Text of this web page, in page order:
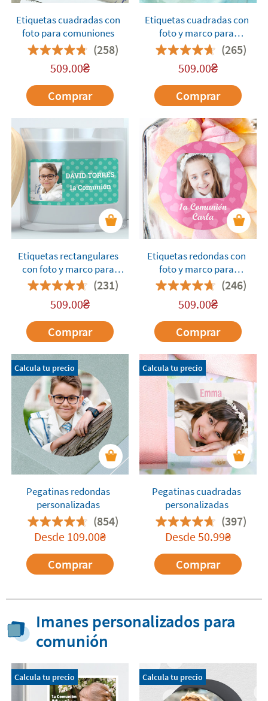
Etiquetas cuadradas con
foto para comuniones
(258)
509.00₴
Comprar
Etiquetas cuadradas con
foto y marco para
comuniones(265)
509.00₴
Comprar
Etiquetas rectangulares
con foto y marco para
comuniones(231)
509.00₴
Comprar
Etiquetas redondas con
foto y marco para
comuniones(246)
509.00₴
Comprar
Calcula tu precio
Pegatinas redondas
personalizadas
(854)
Desde 109.00₴
Comprar
Calcula tu precio
Pegatinas cuadradas
personalizadas
(397)
Desde50.99₴
Comprar
Imanes personalizados para
comunión
Calcula tu precio Calcula tu precio